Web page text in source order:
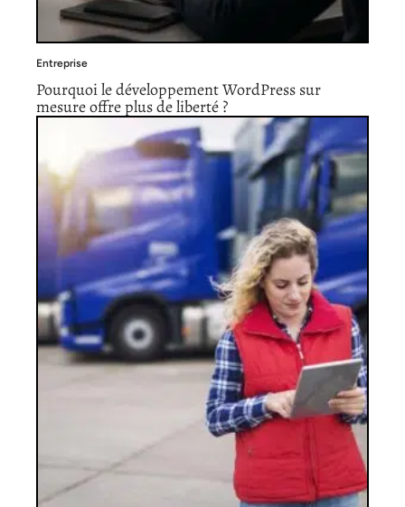
Entreprise
Pourquoi le développement WordPress sur
mesure offre plus de liberté ?